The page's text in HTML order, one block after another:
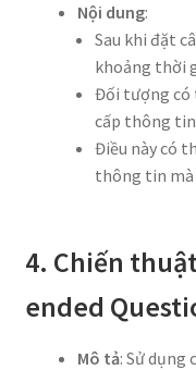
Nội dung:
Sau khi đặt
khoảng thời
Đối tượng có
cấp thông
Điều này có
thông tin mà
4. Chiến
ended
Mô tả: Sử dụng